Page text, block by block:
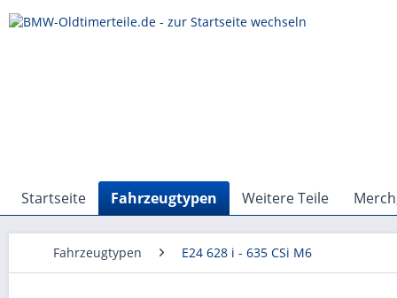
Startseite Fahrzeugtypen Weitere Teile
Fahrzeugtypen E24 628 i - 635 CSi M6